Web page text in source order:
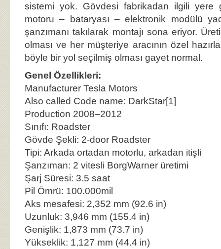
sistemi yok. Gövdesi fabrikadan ilgili yere
motoru – bataryası – elektronik modülü
şanzımanı takılarak montajı sona eriyor.
olması ve her müşteriye aracının özel
böyle bir yol seçilmiş olması gayet normal.
Genel Özellikleri:
Manufacturer Tesla Motors
Also called Code name: DarkStar[1]
Production 2008–2012
Sınıfı: Roadster
Gövde Şekli: 2-door Roadster
Tipi: Arkada ortadan motorlu, arkadan itişli
Şanzıman: 2 vitesli BorgWarner üretimi
Şarj Süresi: 3.5 saat
Pil Ömrü: 100.000mil
Aks mesafesi: 2,352 mm (92.6 in)
Uzunluk: 3,946 mm (155.4 in)
Genişlik: 1,873 mm (73.7 in)
Yükseklik: 1,127 mm (44.4 in)